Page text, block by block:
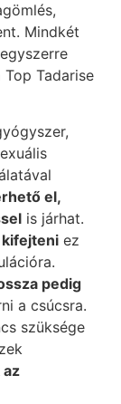
Mindkét
Tadarise
el,
is járhat.
ez
pedig
a csúcsra.
szüksége